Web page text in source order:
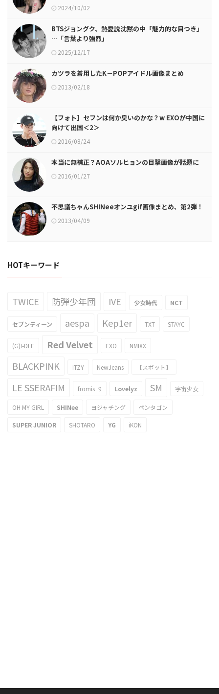
2024/10/02
BTSジョングク、熱愛説沈黙の中「魅力的な目つき」
…「言葉より強烈」
2025/12/17
カツラを着用したK－POPアイドル画像まとめ
2013/02/18
【フォト】セフンは何か臭いのかな？w EXOが中国に
向けて出国＜2＞
2016/08/24
本当に無補正？AOAソルヒョンの目撃画像が話題に
2016/01/27
不思議ちゃんSHINeeオンユgif画像まとめ、第2弾！
2013/04/09
HOTキーワード
TWICE 防弾少年団 IVE 少女時代 NCT
セブンティーン aespa Kep1er TXT STAYC
(G)I-DLE Red Velvet EXO NMIXX
BLACKPINK ITZY NewJeans 【スポット】
LE SSERAFIM fromis_9 Lovelyz SM 宇宙少女
OH MY GIRL SHINee ヨジャチング ペンタゴン
SUPER JUNIOR SHOTARO YG iKON